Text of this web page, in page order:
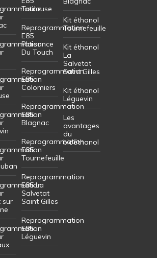
sur
Toulouse
Reprogrammation
E85
Plaisance
Du Touch
Reprogrammation
E85
Colomiers
Reprogrammation
E85
Blagnac
Reprogrammation
E85
Tournefeuille
Reprogrammation
E85 La
Salvetat
Saint Gilles
Reprogrammation
E85
Léguevin
Kit éthanol
Tournefeuille
Kit éthanol
La
Salvetat
Saint Gilles
Kit éthanol
Léguevin
Les
avantages
du
bioéthanol